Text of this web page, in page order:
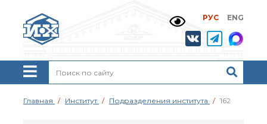
РУС ENG
Жизнь и выдающиеся
моменты научной
деятельности
Н. Д. Зелинского
История ИОХ РАН
Администрация
Главная Институт Подразделения института 162